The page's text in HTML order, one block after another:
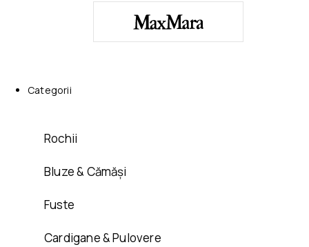
Categorii
Rochii
Bluze & Cămăși
Fuste
Cardigane & Pulovere